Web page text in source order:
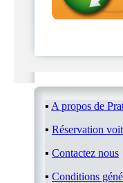
▪ A propos de
▪ Réservation
▪ Contactez nous
▪ Conditions